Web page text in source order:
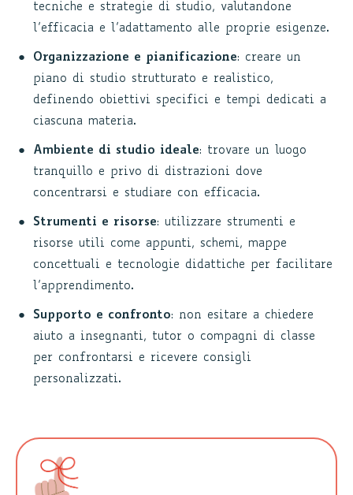
tecniche e strategie di studio, valutandone
l’efficacia e l’adattamento alle proprie esigenze.
Organizzazione e pianificazione: creare un
piano di studio strutturato e realistico,
definendo obiettivi specifici e tempi dedicati a
ciascuna materia.
Ambiente di studio ideale: trovare un luogo
tranquillo e privo di distrazioni dove
concentrarsi e studiare con efficacia.
Strumenti e risorse: utilizzare strumenti e
risorse utili come appunti, schemi, mappe
concettuali e tecnologie didattiche per facilitare
l’apprendimento.
Supporto e confronto: non esitare a chiedere
aiuto a insegnanti, tutor o compagni di classe
per confrontarsi e ricevere consigli
personalizzati.